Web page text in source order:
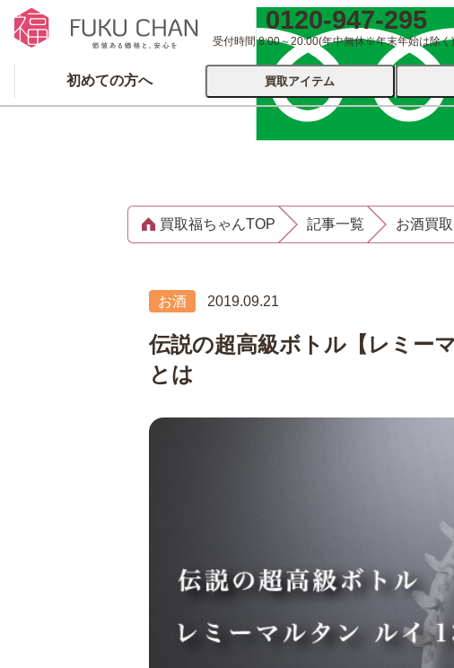
0120-947-295
受付時間 8:00～20:00(年中無休※年末年始は除く)
初めての方へ 買取アイテム
ブランド
品
買取福ちゃんTOP 記事一覧 お酒買取
お酒 2019.09.21
伝説の超高級ボトル【レミー
とは